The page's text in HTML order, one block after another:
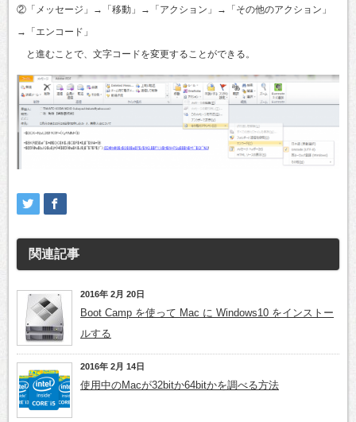
②「メッセージ」→「移動」→「アクション」→「その他のアクション」
→「エンコード」
と進むことで、文字コードを変更することができる。
関連記事
2016年 2月 20日
Boot Camp を使って Mac に Windows10 をインストー
ルする
2016年 2月 14日
使用中のMacが32bitか64bitかを調べる方法